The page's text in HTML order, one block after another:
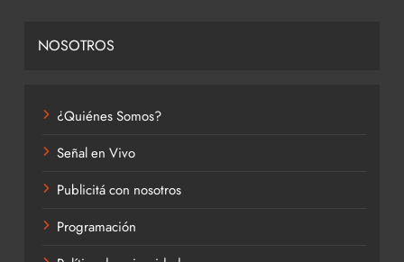
NOSOTROS
¿Quiénes Somos?
Señal en Vivo
Publicitá con nosotros
Programación